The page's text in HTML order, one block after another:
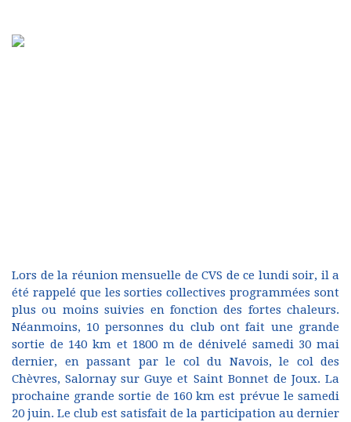
Lors de la réunion mensuelle de CVS de ce lundi soir, il a
été rappelé que les sorties collectives programmées sont
plus ou moins suivies en fonction des fortes chaleurs.
Néanmoins, 10 personnes du club ont fait une grande
sortie de 140 km et 1800 m de dénivelé samedi 30 mai
dernier, en passant par le col du Navois, le col des
Chèvres, Salornay sur Guye et Saint Bonnet de Joux. La
prochaine grande sortie de 160 km est prévue le samedi
20 juin. Le club est satisfait de la participation au dernier